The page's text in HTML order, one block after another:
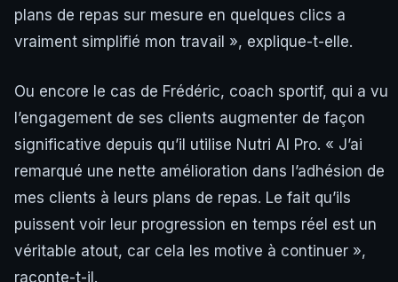
plans de repas sur mesure en quelques clics a
vraiment simplifié mon travail », explique-t-elle.
Ou encore le cas de Frédéric, coach sportif, qui a vu
l’engagement de ses clients augmenter de façon
significative depuis qu’il utilise Nutri AI Pro. « J’ai
remarqué une nette amélioration dans l’adhésion de
mes clients à leurs plans de repas. Le fait qu’ils
puissent voir leur progression en temps réel est un
véritable atout, car cela les motive à continuer »,
raconte-t-il.